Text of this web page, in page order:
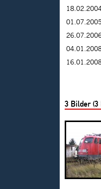
3 Bilder (3